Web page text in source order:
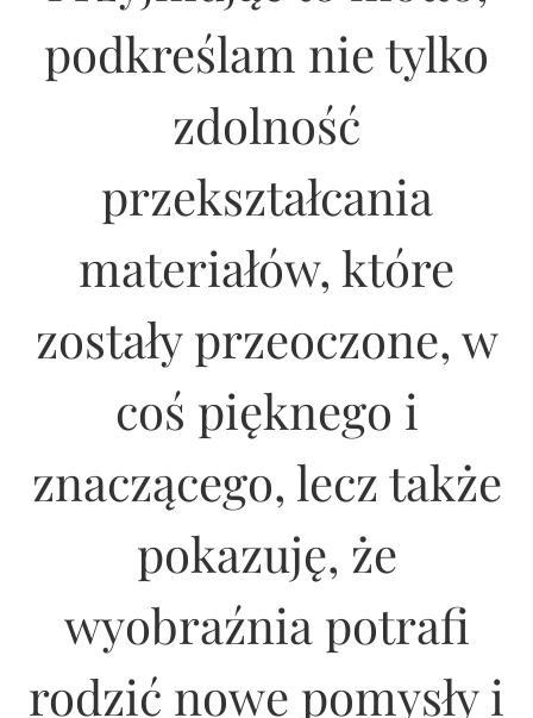
podkreślam nie tylko
zdolność
przekształcania
materiałów, które
zostały przeoczone, w
coś pięknego i
znaczącego, lecz także
pokazuję, że
wyobraźnia potrafi
rodzić nowe pomysły i